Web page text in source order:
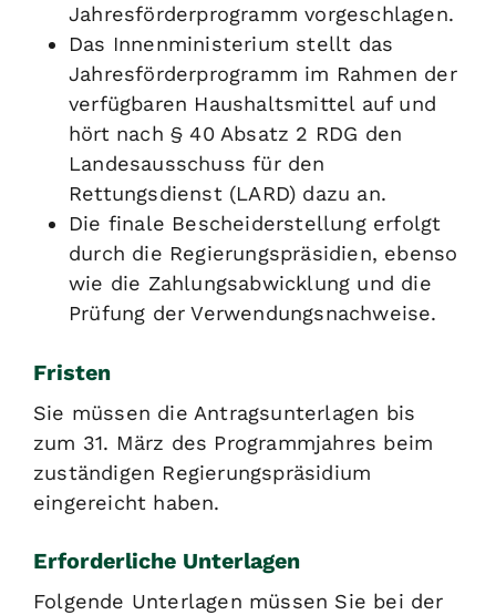
Jahresförderprogramm vorgeschlagen.
Das Innenministerium stellt das
Jahresförderprogramm im Rahmen der
verfügbaren Haushaltsmittel auf und
hört nach § 40 Absatz 2 RDG den
Landesausschuss für den
Rettungsdienst (LARD) dazu an.
Die finale Bescheiderstellung erfolgt
durch die Regierungspräsidien, ebenso
wie die Zahlungsabwicklung und die
Prüfung der Verwendungsnachweise.
Fristen
Sie müssen die Antragsunterlagen bis
zum 31. März des Programmjahres beim
zuständigen Regierungspräsidium
eingereicht haben.
Erforderliche Unterlagen
Folgende Unterlagen müssen Sie bei der